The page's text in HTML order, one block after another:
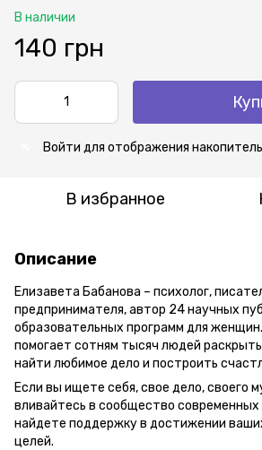
В наличии
140 грн
Войти для отображения
В избранное
Описание
Елизавета Бабанова – психолог,
предпринимателя, автор 24 научных
образовательных программ для
помогает сотням тысяч людей
найти любимое дело и построить
Если вы ищете себя, свое дело, своего
вливайтесь в сообщество
найдете поддержку в достижении
целей.